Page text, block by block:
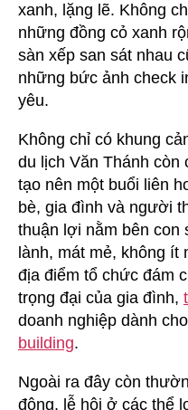
xanh, lặng lẽ. Không
những đồng cỏ xanh
sàn xếp san sát nhau
những bức ảnh check
yêu.
Không chỉ có khung
du lịch Văn Thánh còn
tạo nên một buổi liên
bè, gia đình và người
thuận lợi nằm bên con
lành, mát mẻ, không
địa điểm tổ chức đám
trọng đại của gia đình,
doanh nghiệp dành
building.
Ngoài ra đây còn
động, lễ hội ở các thể